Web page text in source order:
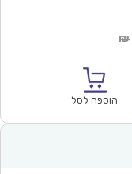
₪
הוספה לסל